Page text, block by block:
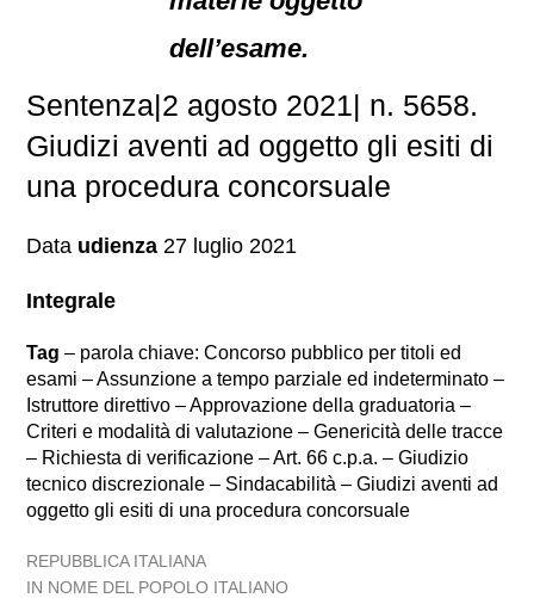
dell’esame.
Sentenza|2 agosto 2021| n. 5658.
Giudizi aventi ad oggetto gli esiti di
una procedura concorsuale
Data udienza 27 luglio 2021
Integrale
Tag – parola chiave: Concorso pubblico per titoli ed
esami – Assunzione a tempo parziale ed indeterminato –
Istruttore direttivo – Approvazione della graduatoria –
Criteri e modalità di valutazione – Genericità delle tracce
– Richiesta di verificazione – Art. 66 c.p.a. – Giudizio
tecnico discrezionale – Sindacabilità – Giudizi aventi ad
oggetto gli esiti di una procedura concorsuale
REPUBBLICA ITALIANA
IN NOME DEL POPOLO ITALIANO